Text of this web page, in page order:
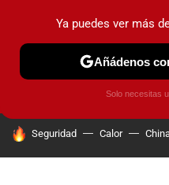
PRUEBAS COCHES
HOY SE HABLA DE
Seguridad Calor
Ya puedes ver más
Añádenos
Solo necesitas